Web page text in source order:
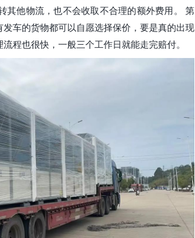
其他物流，也不会收取不合理的额外费用。 第
车的货物都可以自愿选择保价，要是真的出现
程也很快，一般三个工作日就能走完赔付。